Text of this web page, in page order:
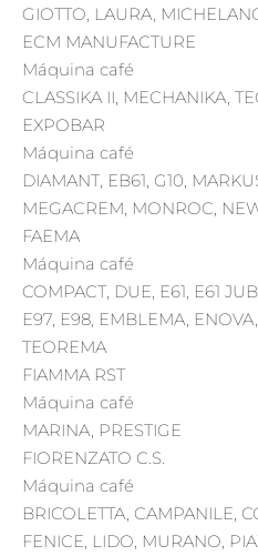
GIOTTO, LAURA,
ECM MANUFACTURE
Máquina café
CLASSIKA II, MECHANIKA,
EXPOBAR
Máquina café
DIAMANT, EB61, G10,
MEGACREM, MONROC,
FAEMA
Máquina café
COMPACT, DUE, E61, E61
E97, E98, EMBLEMA,
TEOREMA
FIAMMA RST
Máquina café
MARINA, PRESTIGE
FIORENZATO C.S.
Máquina café
BRICOLETTA, CAMPANILE,
FENICE, LIDO, MURANO,